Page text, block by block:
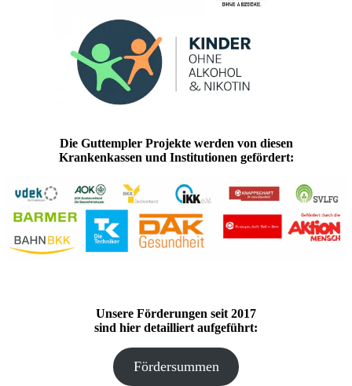
Die Guttempler Projekte werden von diesen
Krankenkassen und Institutionen gefördert:
Unsere Förderungen seit 2017
sind hier detailliert aufgeführt:
Fördersummen